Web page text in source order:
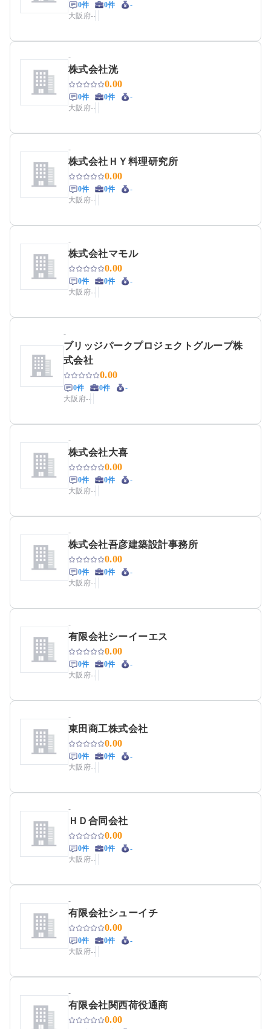
0件 0件
-
大阪府--
-
株式会社洸
0.00
0件 0件
-
大阪府--
-
株式会社ＨＹ料理研究所
0.00
0件 0件
-
大阪府--
-
株式会社マモル
0.00
0件 0件
-
大阪府--
-
ブリッジパークプロジェクトグループ株
式会社
0.00
0件 0件
-
大阪府--
-
株式会社大喜
0.00
0件 0件
-
大阪府--
-
株式会社吾彦建築設計事務所
0.00
0件 0件
-
大阪府--
-
有限会社シーイーエス
0.00
0件 0件
-
大阪府--
-
東田商工株式会社
0.00
0件 0件
-
大阪府--
-
ＨＤ合同会社
0.00
0件 0件
-
大阪府--
-
有限会社シューイチ
0.00
0件 0件
-
大阪府--
-
有限会社関西荷役通商
0.00